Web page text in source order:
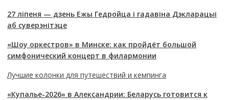
27 ліпеня — дзень Ежы Гедройца і гадавіна Дэкларацыі
аб суверэнітэце
«Шоу оркестров» в Минске: как пройдёт большой
симфонический концерт в филармонии
Лучшие колонки для путешествий и кемпинга
«Купалье-2026» в Александрии: Беларусь готовится к